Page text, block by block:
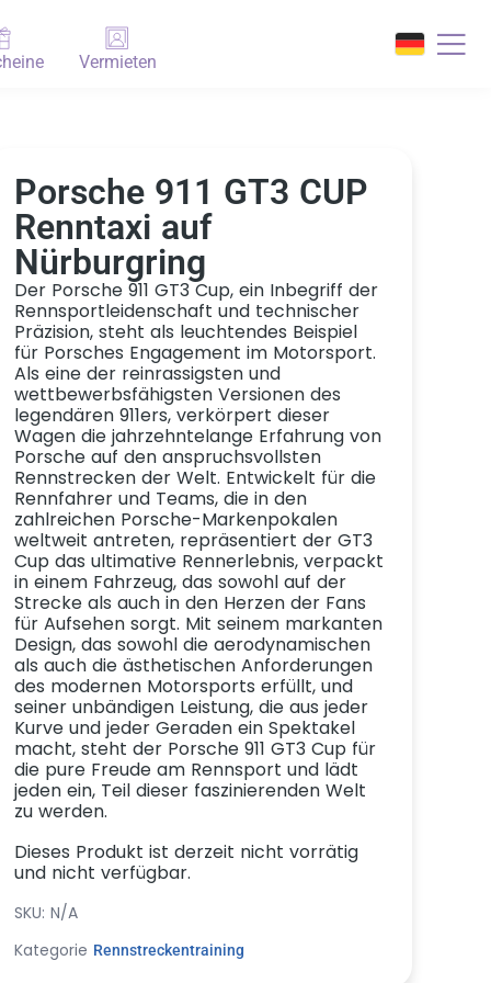
Vermieten
Porsche 911 GT3 CUP
Renntaxi auf
Nürburgring
Der Porsche 911 GT3 Cup, ein Inbegriff der
Rennsportleidenschaft und technischer
Präzision, steht als leuchtendes Beispiel
für Porsches Engagement im Motorsport.
Als eine der reinrassigsten und
wettbewerbsfähigsten Versionen des
legendären 911ers, verkörpert dieser
Wagen die jahrzehntelange Erfahrung von
Porsche auf den anspruchsvollsten
Rennstrecken der Welt. Entwickelt für die
Rennfahrer und Teams, die in den
zahlreichen Porsche-Markenpokalen
weltweit antreten, repräsentiert der GT3
Cup das ultimative Rennerlebnis, verpackt
in einem Fahrzeug, das sowohl auf der
Strecke als auch in den Herzen der Fans
für Aufsehen sorgt. Mit seinem markanten
Design, das sowohl die aerodynamischen
als auch die ästhetischen Anforderungen
des modernen Motorsports erfüllt, und
seiner unbändigen Leistung, die aus jeder
Kurve und jeder Geraden ein Spektakel
macht, steht der Porsche 911 GT3 Cup für
die pure Freude am Rennsport und lädt
jeden ein, Teil dieser faszinierenden Welt
zu werden.
Dieses Produkt ist derzeit nicht vorrätig
und nicht verfügbar.
SKU:N/A
Kategorie Rennstreckentraining